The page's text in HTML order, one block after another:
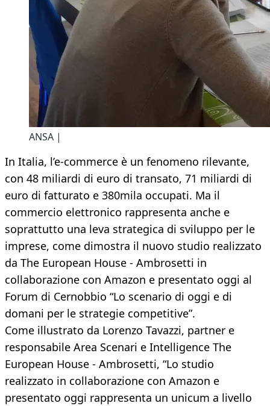
ANSA |
In Italia, l’e-commerce è un fenomeno rilevante,
con 48 miliardi di euro di transato, 71 miliardi di
euro di fatturato e 380mila occupati. Ma il
commercio elettronico rappresenta anche e
soprattutto una leva strategica di sviluppo per le
imprese, come dimostra il nuovo studio realizzato
da The European House - Ambrosetti in
collaborazione con Amazon e presentato oggi al
Forum di Cernobbio “Lo scenario di oggi e di
domani per le strategie competitive”.
Come illustrato da Lorenzo Tavazzi, partner e
responsabile Area Scenari e Intelligence The
European House - Ambrosetti, “Lo studio
realizzato in collaborazione con Amazon e
presentato oggi rappresenta un unicum a livello